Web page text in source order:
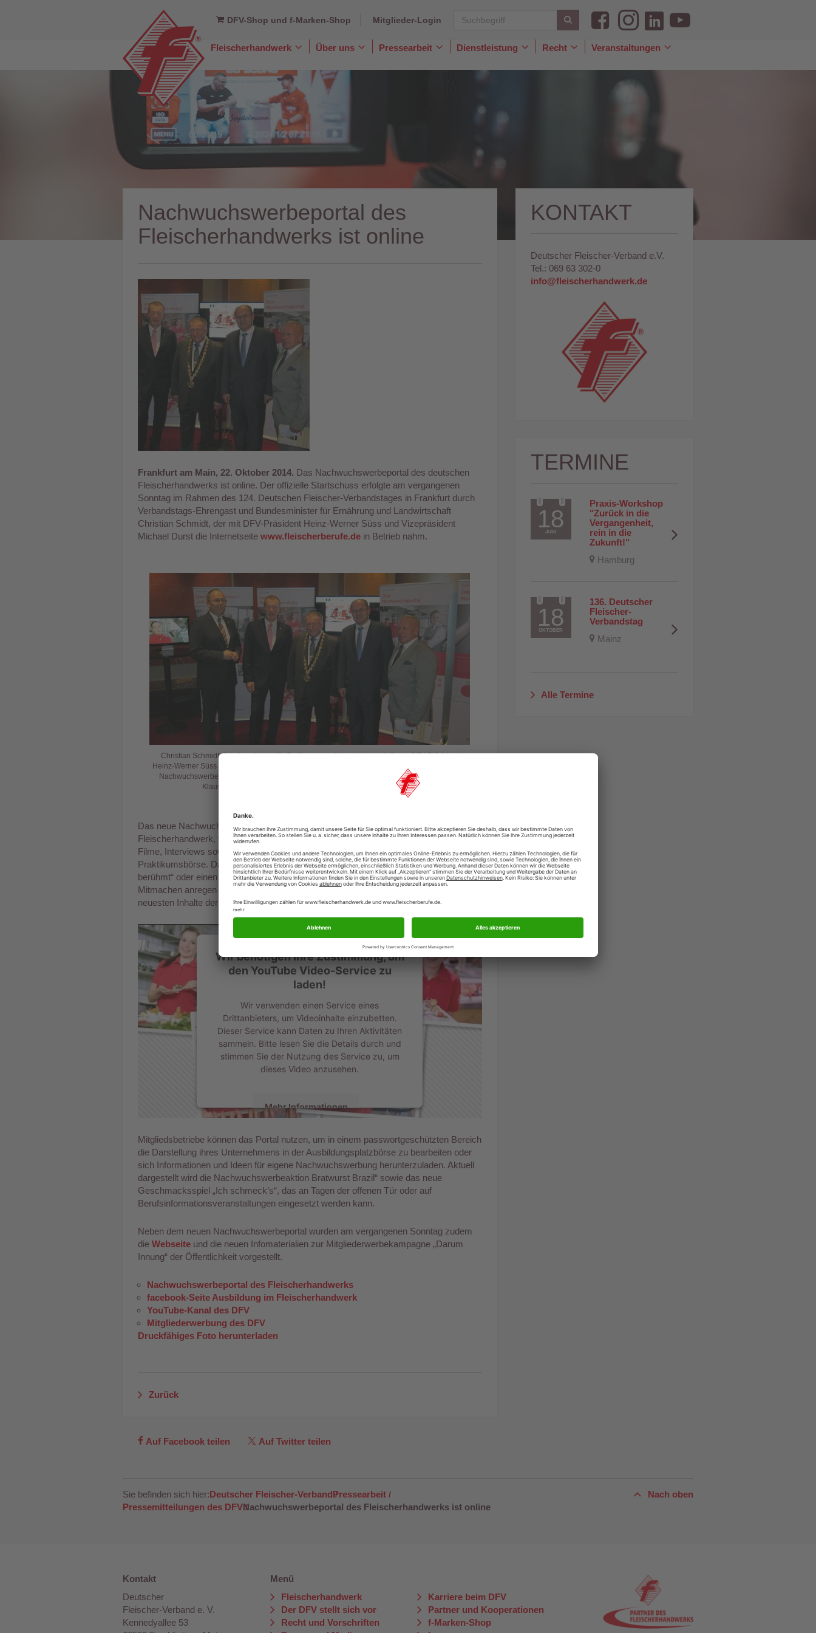
DFV-Shop und f-Marken-Shop Mitglieder-Login
Fleischerhandwerk
ToggleÜber uns
TogglePressearbeit
ToggleDienstleistung
ToggleRecht
ToggleVeranstaltungen
Toggle
Nachwuchswerbeportal des
Fleischerhandwerks ist online
Frankfurt am Main, 22. Oktober 2014. Das Nachwuchswerbeportal des deutschen
Fleischerhandwerks ist online. Der offizielle Startschuss erfolgte am vergangenen
Sonntag im Rahmen des 124. Deutschen Fleischer-Verbandstages in Frankfurt durch
Verbandstags-Ehrengast und Bundesminister für Ernährung und Landwirtschaft
Christian Schmidt, der mit DFV-Präsident Heinz-Werner Süss und Vizepräsident
Michael Durst die Internetseite www.fleischerberufe.de in Betrieb nahm.
Christian Schmidt, Bundesminister für Ernährung und Landwirtschaft (2.v.r.), DFV-Präsident
Heinz-Werner Süss (m.) und Vizepräsident Michael Durst (2.v.l.) starteten am Sonntag das neue
Nachwuchswerbeportal des deutschen Fleischerhandwerks. Mit dabei waren Vizepräsident
Klaus Gerlach (r.) und DFV-Hauptgeschäftsführer Martin Fuchs (l.)
Das neue Nachwuchswerbeportal bietet, neben dem neuen Imagefilm für die Berufe im
Fleischerhandwerk, viele andere informative und interaktive Inhalte wie Berufsbilder,
Filme, Interviews sowie Tipps für die Bewerbung und eine Ausbildungsplatz- und
Praktikumsbörse. Darüber hinaus gibt es Unterhaltsames wie eine Rubrik „Fleisch und
berühmt“ oder einen „Fleischer-Test“, der das jugendliche Zielpublikum zum
Mitmachen anregen soll. Aktuelle Nachrichten sowie ein Social-Media-Stream, der die
neuesten Inhalte der Facebook-Seite „Ausbildung im Fleischerhandwerk“ zeigt.
Wir benötigen Ihre Zustimmung, um
den YouTube Video-Service zu
laden!
Wir verwenden einen Service eines
Drittanbieters, um Videoinhalte einzubetten.
Dieser Service kann Daten zu Ihren Aktivitäten
sammeln. Bitte lesen Sie die Details durch und
stimmen Sie der Nutzung des Service zu, um
dieses Video anzusehen.
Mehr Informationen
Akzeptieren
powered by
Usercentrics Consent
Management Platform
Mitgliedsbetriebe können das Portal nutzen, um in einem passwortgeschützten Bereich
die Darstellung ihres Unternehmens in der Ausbildungsplatzbörse zu bearbeiten oder
sich Informationen und Ideen für eigene Nachwuchswerbung herunterzuladen. Aktuell
dargestellt wird die Nachwuchswerbeaktion Bratwurst Brazil“ sowie das neue
Geschmacksspiel „Ich schmeck’s“, das an Tagen der offenen Tür oder auf
Berufsinformationsveranstaltungen eingesetzt werden kann.
Neben dem neuen Nachwuchswerbeportal wurden am vergangenen Sonntag zudem
die Webseite und die neuen Infomaterialien zur Mitgliederwerbekampagne „Darum
Innung“ der Öffentlichkeit vorgestellt.
Nachwuchswerbeportal des Fleischerhandwerks
facebook-Seite Ausbildung im Fleischerhandwerk
YouTube-Kanal des DFV
Mitgliederwerbung des DFV
Druckfähiges Foto herunterladen
Zurück
KONTAKT
Deutscher Fleischer-Verband e.V.
Tel.: 069 63 302-0
info@fleischerhandwerk.de
TERMINE
18
JUNI
Praxis-Workshop
"Zurück in die
Vergangenheit,
rein in die
Zukunft!"
Hamburg
18
OKTOBER
136. Deutscher
Fleischer-
Verbandstag
Mainz
Alle Termine
Auf Facebook teilen Auf Twitter teilen
Sie befinden sich hier:Deutscher Fleischer-VerbandPressearbeit
Pressemitteilungen des DFVNachwuchswerbeportal des Fleischerhandwerks ist online
Nach oben
Kontakt
Deutscher
Fleischer-Verband e. V.
Kennedyallee 53
Menü
Fleischerhandwerk
Der DFV stellt sich vor
Recht und Vorschriften
Karriere beim DFV
Partner und Kooperationen
f-Marken-Shop